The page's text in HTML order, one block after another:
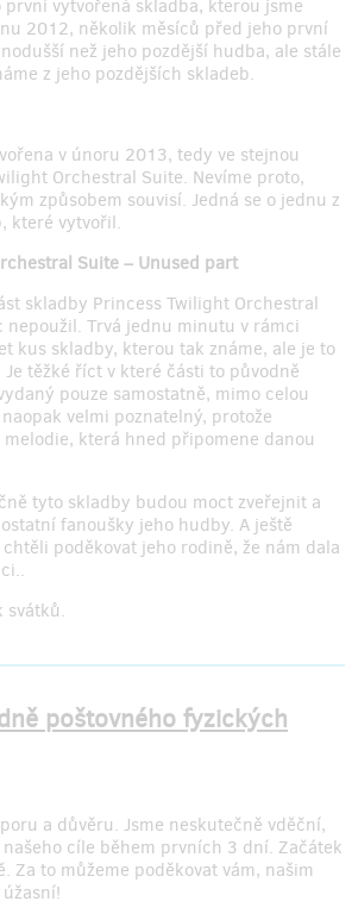
vytvořená skladba, kterou jsme
2012, několik měsíců před jeho první
než jeho pozdější hudba, ale stále
z jeho pozdějších skladeb.
v únoru 2013, tedy ve stejnou
Orchestral Suite. Nevíme proto,
způsobem souvisí. Jedná se o jednu z
které vytvořil.
Suite – Unused part
skladby Princess Twilight Orchestral
nepoužil. Trvá jednu minutu v rámci
kus skladby, kterou tak známe, ale je to
Je těžké říct v které části to původně
pouze samostatně, mimo celou
velmi poznatelný, protože
která hned připomene danou
tyto skladby budou moct zveřejnit a
fanoušky jeho hudby. A ještě
poděkovat jeho rodině, že nám dala
svátků.
poštovného fyzických
a důvěru. Jsme neskutečně vděční,
cíle během prvních 3 dní. Začátek
Za to můžeme poděkovat vám, našim